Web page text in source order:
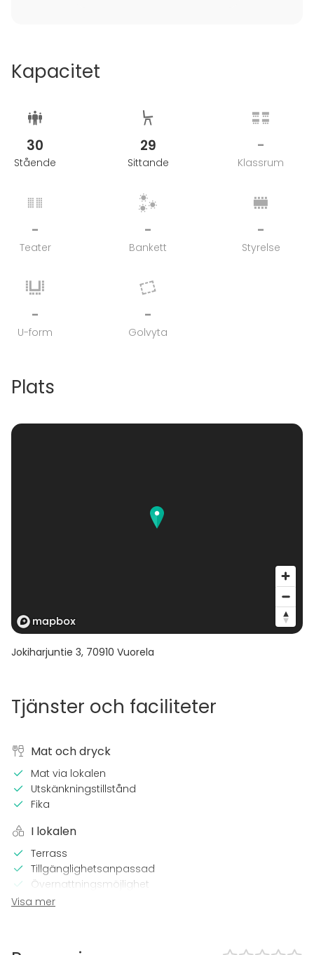
Kapacitet
30
Stående
29
Sittande
-
Klassrum
-
Teater
-
Bankett
-
Styrelse
-
U-form
-
Golvyta
Plats
Jokiharjuntie 3, 70910 Vuorela
Tjänster och faciliteter
Mat och dryck
Mat via lokalen
Utskänkningstillstånd
Fika
I lokalen
Terrass
Tillgänglighetsanpassad
Övernattningsmöjlighet
Högljudd musik OK
Visa mer